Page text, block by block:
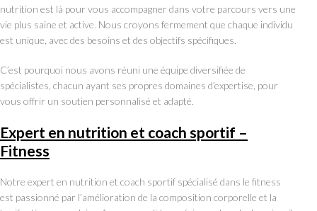
nutrition est là pour vous accompagner dans votre parcours vers une
vie plus saine et active. Nous croyons fermement que chaque individu
est unique, avec des besoins et des objectifs spécifiques.
C’est pourquoi nous avons réuni une équipe diversifiée de
spécialistes, chacun ayant ses propres domaines d’expertise, pour
vous offrir un soutien personnalisé et adapté.
Expert en nutrition et coach sportif –
Fitness
Notre expert en nutrition et coach sportif spécialisé dans le fitness
est passionné par l’amélioration de la composition corporelle et la